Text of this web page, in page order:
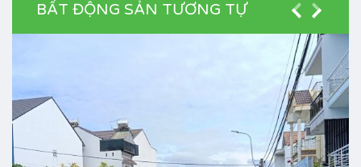
BẤT ĐỘNG SẢN TƯƠNG TỰ